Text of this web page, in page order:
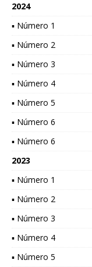
2024
▪ Número 1
▪ Número 2
▪ Número 3
▪ Número 4
▪ Número 5
▪ Número 6
▪ Número 6
2023
▪ Número 1
▪ Número 2
▪ Número 3
▪ Número 4
▪ Número 5